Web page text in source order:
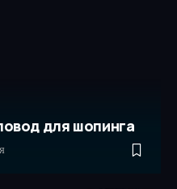
для шопинга